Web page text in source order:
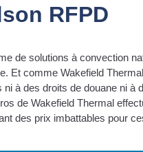
RFPD
de solutions à convection
Et comme Wakefield
à des droits de douane ni à
de Wakefield Thermal
des prix imbattables pour